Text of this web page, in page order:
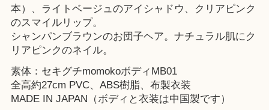
本）、ライトベージュのアイシャドウ、クリアピンク
のスマイルリップ。
シャンパンブラウンのお団子ヘア。ナチュラル肌にク
リアピンクのネイル。
素体：セキグチmomokoボディMB01
全高約27cm PVC、ABS樹脂、布製衣装
MADE IN JAPAN（ボディと衣装は中国製です）